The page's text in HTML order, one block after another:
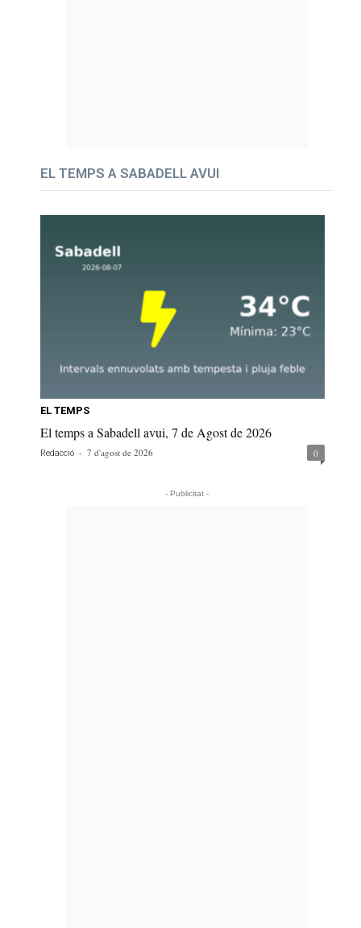
EL TEMPS A SABADELL AVUI
EL TEMPS
El temps a Sabadell avui, 7 de Agost de 2026
Redacció - 7 d'agost de 2026 0
- Publicitat -